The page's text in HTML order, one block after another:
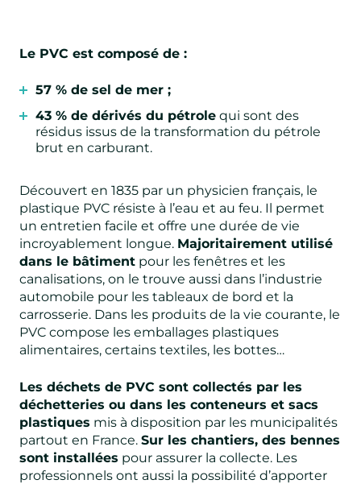
Le PVC est composé de :
57 % de sel de mer ;
43 % de dérivés du pétrole qui sont des
résidus issus de la transformation du pétrole
brut en carburant.
Découvert en 1835 par un physicien français, le
plastique PVC résiste à l’eau et au feu. Il permet
un entretien facile et offre une durée de vie
incroyablement longue. Majoritairement utilisé
dans le bâtiment pour les fenêtres et les
canalisations, on le trouve aussi dans l’industrie
automobile pour les tableaux de bord et la
carrosserie. Dans les produits de la vie courante, le
PVC compose les emballages plastiques
alimentaires, certains textiles, les bottes…
Les déchets de PVC sont collectés par les
déchetteries ou dans les conteneurs et sacs
plastiques mis à disposition par les municipalités
partout en France. Sur les chantiers, des bennes
sont installées pour assurer la collecte. Les
professionnels ont aussi la possibilité d’apporter